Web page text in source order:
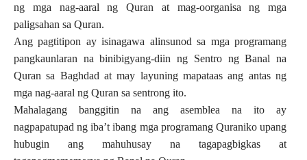
ng mga nag-aaral ng Quran at mag-oorganisa ng mga
paligsahan sa Quran.
Ang pagtitipon ay isinagawa alinsunod sa mga programang
pangkaunlaran na binibigyang-diin ng Sentro ng Banal na
Quran sa Baghdad at may layuning mapataas ang antas ng
mga nag-aaral ng Quran sa sentrong ito.
Mahalagang banggitin na ang asemblea na ito ay
nagpapatupad ng iba’t ibang mga programang Quraniko upang
hubugin ang mahuhusay na tagapagbigkas at